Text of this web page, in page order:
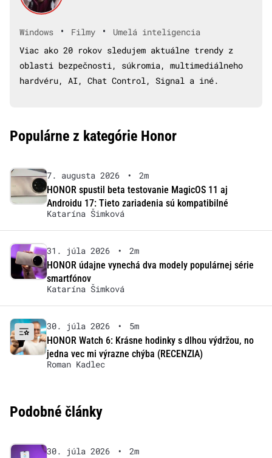
Windows • Filmy •
Umelá inteligencia
Viac ako 20 rokov sledujem aktuálne trendy z
oblasti bezpečnosti, súkromia, multimediálneho
hardvéru, AI, Chat Control, Signal a iné.
Populárne z kategórie Honor
7. augusta 2026 •
2m
HONOR spustil beta testovanie MagicOS 11 aj
Androidu 17: Tieto zariadenia sú kompatibilné
Katarína Šimková
31. júla 2026 •
2m
HONOR údajne vynechá dva modely populárnej série
smartfónov
Katarína Šimková
30. júla 2026 •
5m
HONOR Watch 6: Krásne hodinky s dlhou výdržou, no
jedna vec mi výrazne chýba (RECENZIA)
Roman Kadlec
Podobné články
30. júla 2026 •
2m